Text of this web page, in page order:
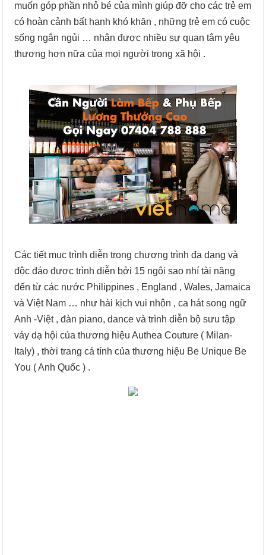
muốn góp phần nhỏ bé của mình giúp đỡ cho các trẻ em
có hoàn cảnh bất hạnh khó khăn , những trẻ em có cuộc
sống ngắn ngủi … nhận được nhiều sự quan tâm yêu
thương hơn nữa của mọi người trong xã hội .
Các tiết mục trình diễn trong chương trình đa dạng và
độc đáo được trình diễn bởi 15 ngôi sao nhí tài năng
đến từ các nước Philippines , England , Wales, Jamaica
và Việt Nam … như hài kịch vui nhộn , ca hát song ngữ
Anh -Việt , đàn piano, dance và trình diễn bộ sưu tập
váy dạ hội của thương hiệu Authea Couture ( Milan-
Italy) , thời trang cá tính của thương hiệu Be Unique Be
You ( Anh Quốc ) .